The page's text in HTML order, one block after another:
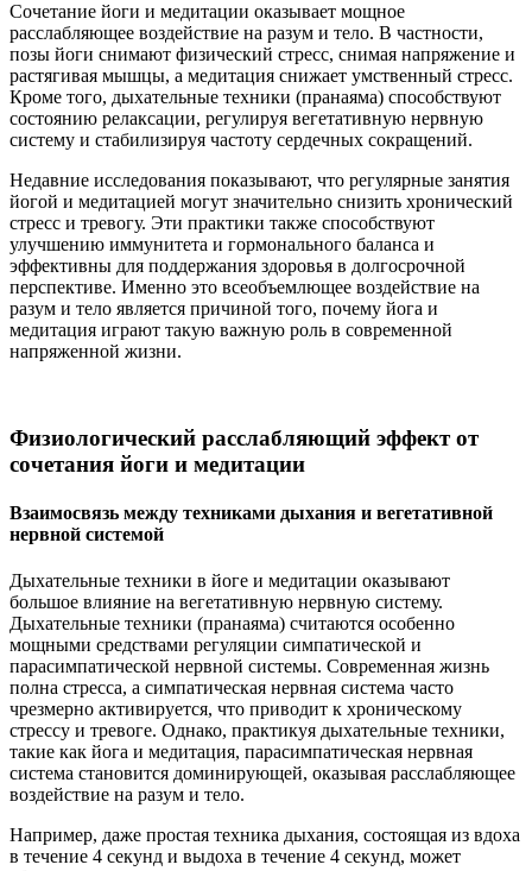
Сочетание йоги и медитации оказывает мощное
расслабляющее воздействие на разум и тело. В частности,
позы йоги снимают физический стресс, снимая напряжение и
растягивая мышцы, а медитация снижает умственный стресс.
Кроме того, дыхательные техники (пранаяма) способствуют
состоянию релаксации, регулируя вегетативную нервную
систему и стабилизируя частоту сердечных сокращений.
Недавние исследования показывают, что регулярные занятия
йогой и медитацией могут значительно снизить хронический
стресс и тревогу. Эти практики также способствуют
улучшению иммунитета и гормонального баланса и
эффективны для поддержания здоровья в долгосрочной
перспективе. Именно это всеобъемлющее воздействие на
разум и тело является причиной того, почему йога и
медитация играют такую ​​важную роль в современной
напряженной жизни.
Физиологический расслабляющий эффект от
сочетания йоги и медитации
Взаимосвязь между техниками дыхания и вегетативной
нервной системой
Дыхательные техники в йоге и медитации оказывают
большое влияние на вегетативную нервную систему.
Дыхательные техники (пранаяма) считаются особенно
мощными средствами регуляции симпатической и
парасимпатической нервной системы. Современная жизнь
полна стресса, а симпатическая нервная система часто
чрезмерно активируется, что приводит к хроническому
стрессу и тревоге. Однако, практикуя дыхательные техники,
такие как йога и медитация, парасимпатическая нервная
система становится доминирующей, оказывая расслабляющее
воздействие на разум и тело.
Например, даже простая техника дыхания, состоящая из вдоха
в течение 4 секунд и выдоха в течение 4 секунд, может